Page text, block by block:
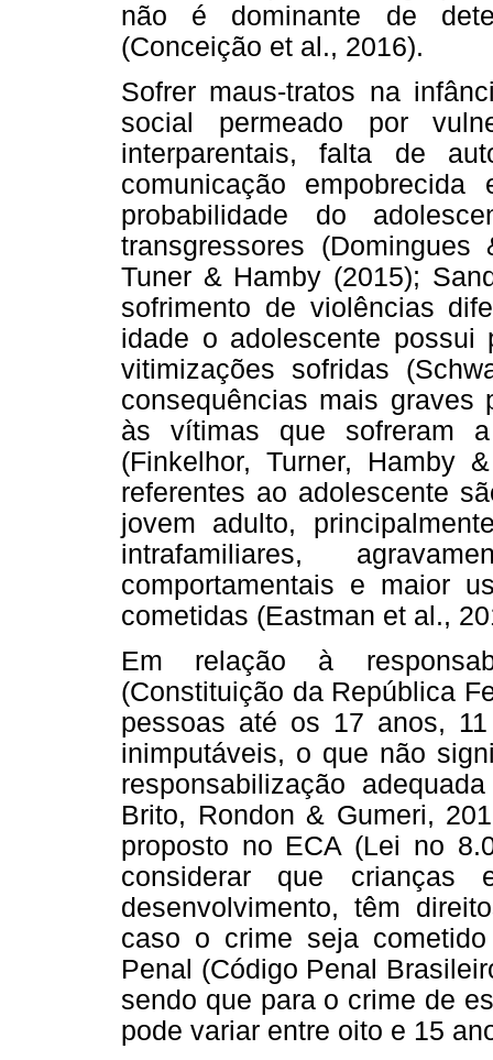
não é dominante de
(Conceição et al., 2016).
Sofrer maus-tratos na
social permeado por
interparentais, falta de
comunicação
probabilidade do
transgressores
Tuner & Hamby (2015);
sofrimento de violências
idade o adolescente possui
vitimizações sofridas
consequências mais graves
às vítimas que sofreram
(Finkelhor, Turner, Hamby
referentes ao adolescente
jovem adulto,
intrafamiliares,
comportamentais e maior
cometidas (Eastman et al.,
Em relação à
(Constituição da República
pessoas até os 17 anos,
inimputáveis, o que não
responsabilização
Brito, Rondon & Gumeri,
proposto no ECA (Lei no
considerar que crianças
desenvolvimento, têm
caso o crime seja
Penal (Código Penal
sendo que para o crime de
pode variar entre oito e 15